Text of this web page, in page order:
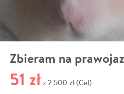
Zbieram na
51 zł z 2 500 zł (Cel)